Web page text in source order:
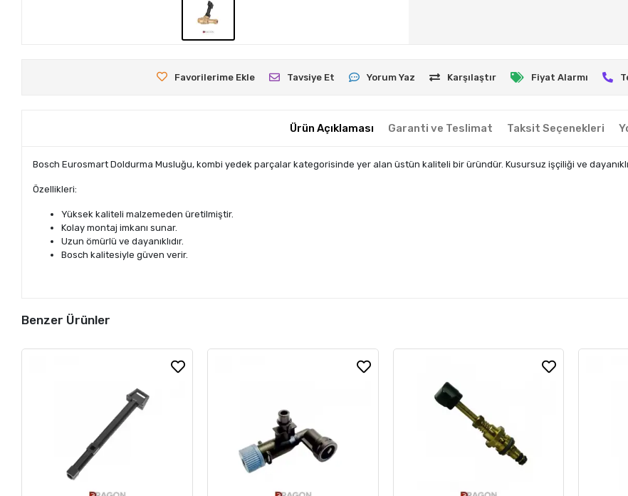
Favorilerime Ekle Tavsiye Et Yorum Yaz Karşılaştır Fiyat Alarmı
Ürün Açıklaması Garanti ve Teslimat Taksit Seçenekleri
Bosch Eurosmart Doldurma Musluğu, kombi yedek parçalar kategorisinde yer alan üstün kaliteli bir üründür. Kusursuz işçiliği ve
Özellikleri:
Yüksek kaliteli malzemeden üretilmiştir.
Kolay montaj imkanı sunar.
Uzun ömürlü ve dayanıklıdır.
Bosch kalitesiyle güven verir.
Benzer Ürünler